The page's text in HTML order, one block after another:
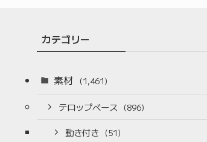
カテゴリー
素材 (1,461)
テロップベース (896)
動き付き (51)